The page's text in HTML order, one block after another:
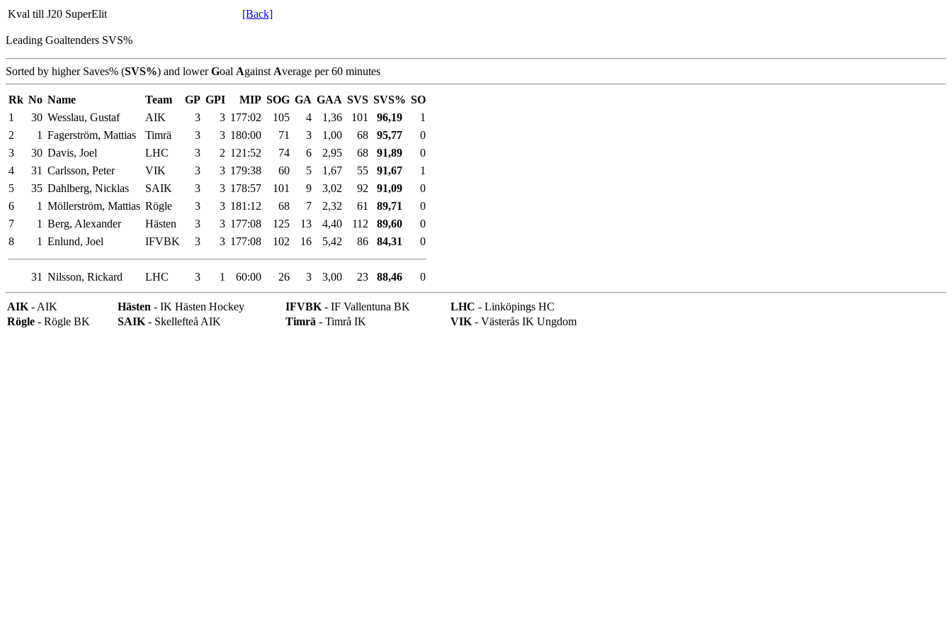
Kval till J20 SuperElit [Back]
Leading Goaltenders SVS%
Sorted by higher Saves% (SVS%) and lowerGoal Against Average per 60 minutes
Rk No Name Team GP GPI MIP SOG GA GAA SVS SVS% SO
1
30 Wesslau, Gustaf AIK 3 3 177:02 105 4 1,36 101 96,19
1
2
1 Fagerström, Mattias Timrä 3 3 180:00 71 3 1,00 68 95,77
0
3
30 Davis, Joel LHC 3 2 121:52 74 6 2,95 68 91,89
0
4
31 Carlsson, Peter VIK 3 3 179:38 60 5 1,67 55 91,67
1
5
35 Dahlberg, Nicklas SAIK 3 3 178:57 101 9 3,02 92 91,09
0
6
1 Möllerström, Mattias Rögle 3 3 181:12 68 7 2,32 61 89,71
0
7
1 Berg, Alexander Hästen 3 3 177:08 125 13 4,40 112 89,60
0
8
1 Enlund, Joel IFVBK 3 3 177:08 102 16 5,42 86 84,31 0
31 Nilsson, Rickard LHC 3 1 60:00 26 3 3,00 23 88,46 0
AIK - AIK Hästen - IK Hästen Hockey IFVBK - IF Vallentuna BK LHC - Linköpings HC
Rögle - Rögle BK SAIK - Skellefteå AIK Timrä - Timrå IK VIK - Västerås IK Ungdom